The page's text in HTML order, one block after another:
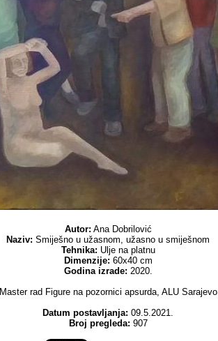
Autor: Ana Dobrilović
Naziv: Smiješno u užasnom, užasno u smiješnom
Tehnika: Ulje na platnu
Dimenzije: 60x40 cm
Godina izrade: 2020.
Master rad Figure na pozornici apsurda, ALU Sarajevo
Datum postavljanja: 09.5.2021.
Broj pregleda: 907